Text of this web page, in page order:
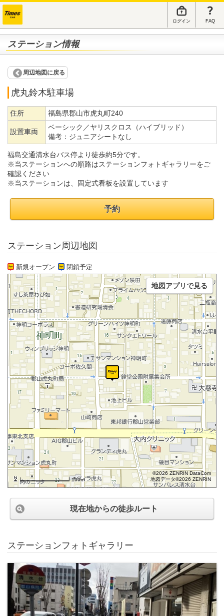
ログイン FAQ
ステーション情報
周辺地図に戻る
虎丸鈴木駐車場
住所 福島県郡山市虎丸町240
設置車両
ベーシック／ヤリスクロス（ハイブリッド）
備考： ジュニアシートなし
福島交通清水台バス停より徒歩約5分です。
※当ステーションへの順路はステーションフォトギャラリーをご
確認ください
※当ステーションは、固定式看板を設置しています
予約
ステーション周辺地図
新規オープン 閉鎖予定
100m
©2026 ZENRIN DataCom
地図データ©2026 ZENRIN
地図アプリで見る
現在地からの徒歩ルート
ステーションフォトギャラリー